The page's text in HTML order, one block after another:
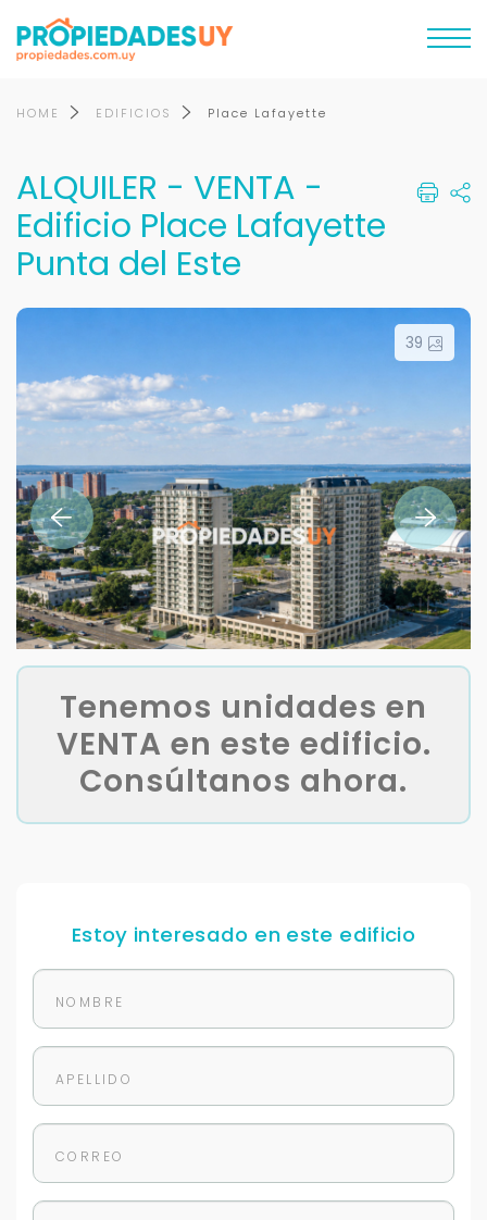
HOME EDIFICIOS Place Lafayette
ALQUILER - VENTA -
Edificio Place Lafayette
Punta del Este
39
Tenemos unidades en
VENTA en este edificio.
Consúltanos ahora.
Estoy interesado en este edificio